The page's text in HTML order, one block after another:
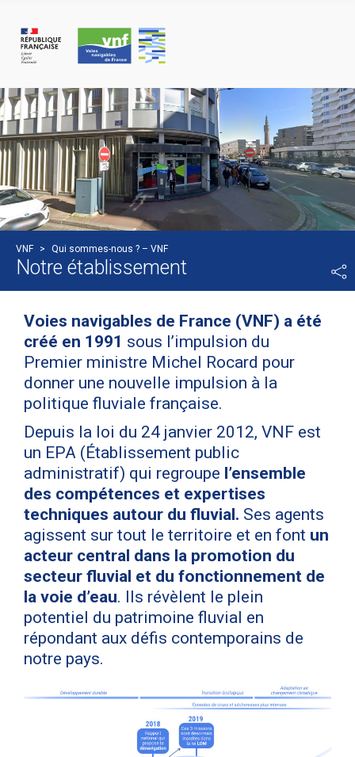
VNF > Qui sommes-nous ? – VNF
Notre établissement
Voies navigables de France (VNF) a été
créé en 1991 sous l’impulsion du
Premier ministre Michel Rocard pour
donner une nouvelle impulsion à la
politique fluviale française.
Depuis la loi du 24 janvier 2012, VNF est
un EPA (Établissement public
administratif) qui regroupe l’ensemble
des compétences et expertises
techniques autour du fluvial. Ses agents
agissent sur tout le territoire et en font un
acteur central dans la promotion du
secteur fluvial et du fonctionnement de
la voie d’eau. Ils révèlent le plein
potentiel du patrimoine fluvial en
répondant aux défis contemporains de
notre pays.